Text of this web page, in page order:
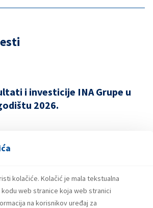
kolačiće. Kolačić je mala tekstualna
web stranice koja web stranici
na korisnikov uređaj za
i investicije INA Grupe u
2026.
milijuna eura